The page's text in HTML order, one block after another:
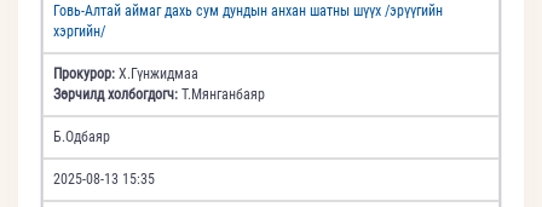
Говь-Алтай аймаг дахь сум дундын анхан шатны шүүх /эрүүгийн
хэргийн/
Прокурор: Х.Гүнжидмаа
Зөрчилд холбогдогч: Т.Мянганбаяр
Б.Одбаяр
2025-08-13 15:35